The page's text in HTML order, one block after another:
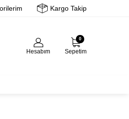
Kargo Takip
Hesabım
0
Sepetim